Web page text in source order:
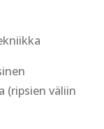
(ripsien väliin